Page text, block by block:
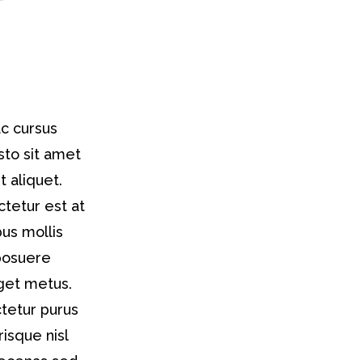
cursus
sit amet
aliquet.
est at
mollis
metus.
purus
nisl